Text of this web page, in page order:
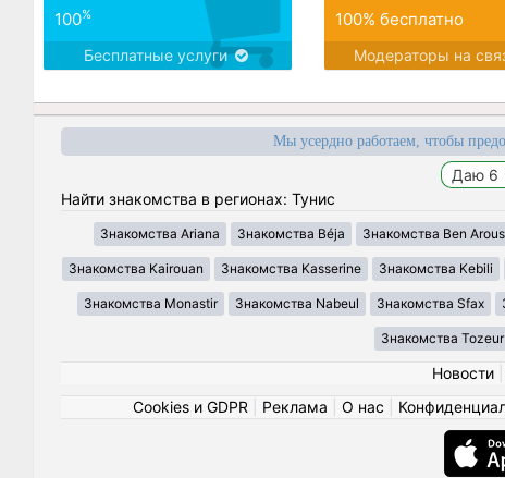
100%
Бесплатные услуги
100% бесплатно
Модераторы на
Мы усердно работаем, чтобы
Найти знакомства в регионах: Тунис
Знакомства Ariana Знакомства Béja Знакомства Ben Arous
Знакомства Kairouan Знакомства Kasserine Знакомства Kebili
Знакомства Monastir Знакомства Nabeul Знакомства Sfax
Знакомства Tozeur
Новости|
Cookies и GDPR
Реклама О нас